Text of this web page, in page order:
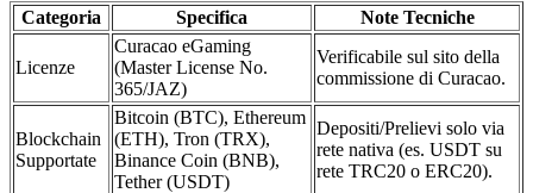
Categoria Specifica Note Tecniche
Licenze
Curacao eGaming
(Master License No.
365/JAZ)
Verificabile sul sito della
commissione di Curacao.
Blockchain
Supportate
Bitcoin (BTC), Ethereum
(ETH), Tron (TRX),
Binance Coin (BNB),
Tether (USDT)
Depositi/Prelievi solo via
rete nativa (es. USDT su
rete TRC20 o ERC20).